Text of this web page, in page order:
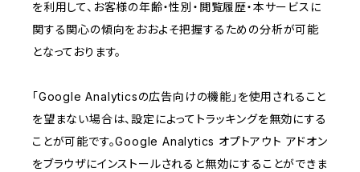
を利用して、お客様の年齢・性別・閲覧履歴・本サービスに
関する関心の傾向をおおよそ把握するための分析が可能
となっております。
「Google Analyticsの広告向けの機能」を使用されること
を望まない場合は、設定によってトラッキングを無効にする
ことが可能です。Google Analytics オプトアウト アドオン
をブラウザにインストールされると無効にすることができま